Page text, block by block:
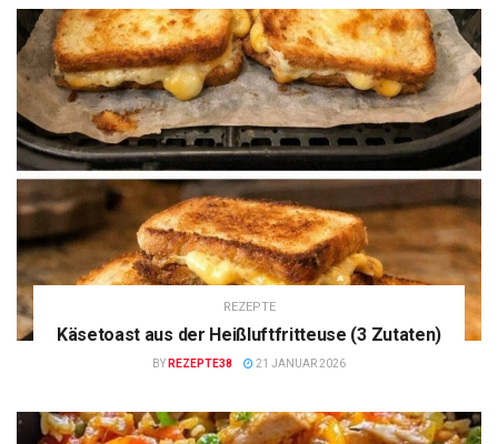
REZEPTE
Käsetoast aus der Heißluftfritteuse (3 Zutaten)
BY REZEPTE38 21 JANUAR 2026